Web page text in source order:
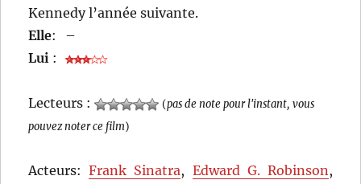
Kennedy l’année suivante.
Elle:
–
Lui :
Lecteurs : (pas de note pour l'instant, vous
pouvez noter ce film)
Acteurs:Frank Sinatra, Edward G. Robinson,